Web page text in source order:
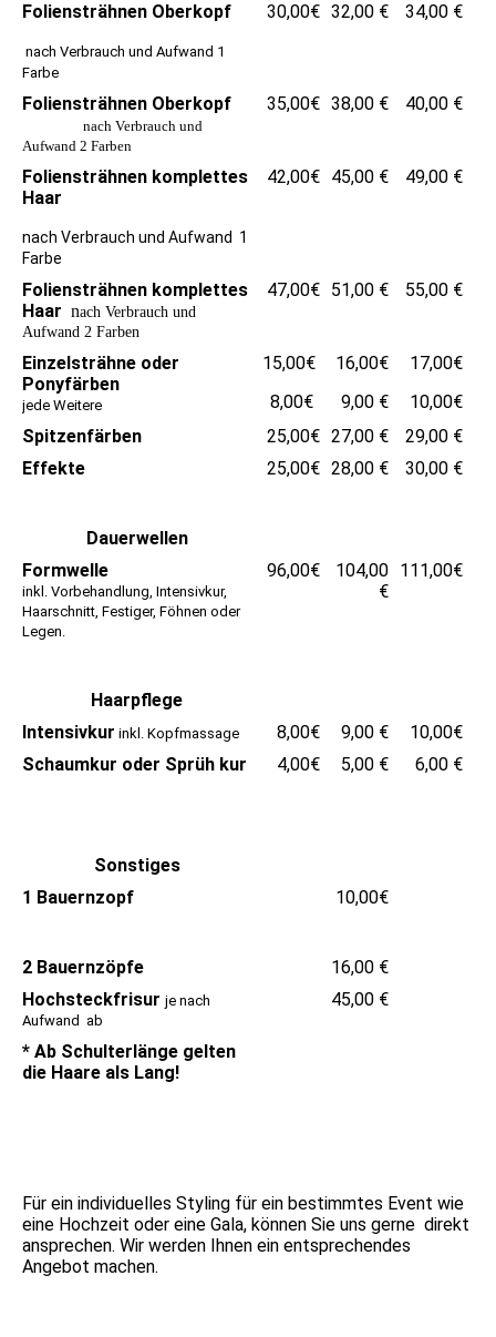
Foliensträhnen Oberkopf
nach Verbrauch und Aufwand 1
Farbe
30,00€ 32,00 € 34,00 €
Foliensträhnen Oberkopf
nach Verbrauch und
Aufwand 2 Farben
35,00€ 38,00 € 40,00 €
Foliensträhnen komplettes
Haar
nach Verbrauch und Aufwand 1
Farbe
42,00€ 45,00 € 49,00 €
Foliensträhnen komplettes
Haar nach Verbrauch und
Aufwand 2 Farben
47,00€ 51,00 € 55,00 €
Einzelsträhne oder
Ponyfärben
jede Weitere
15,00€
8,00€
16,00€
9,00 €
17,00€
10,00€
Spitzenfärben
25,00€ 27,00 €
29,00 €
Effekte
25,00€ 28,00 € 30,00 €
Dauerwellen
Formwelle
inkl. Vorbehandlung, Intensivkur,
Haarschnitt, Festiger, Föhnen oder
Legen.
96,00€
104,00
€
111,00€
Haarpflege
Intensivkur inkl. Kopfmassage 8,00€ 9,00 €
10,00€
Schaumkur oder Sprüh kur
4,00€ 5,00 € 6,00 €
Sonstiges
1 Bauernzopf
10,00€
2 Bauernzöpfe
16,00 €
Hochsteckfrisur je nach
Aufwand ab
45,00 €
* Ab Schulterlänge gelten
die Haare als Lang!
Für ein individuelles Styling für ein bestimmtes Event wie
eine Hochzeit oder eine Gala, können Sie uns gerne direkt
ansprechen. Wir werden Ihnen ein entsprechendes
Angebot machen.